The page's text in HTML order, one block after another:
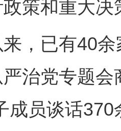
策和重大
已有40余
治党专题会
成员谈话